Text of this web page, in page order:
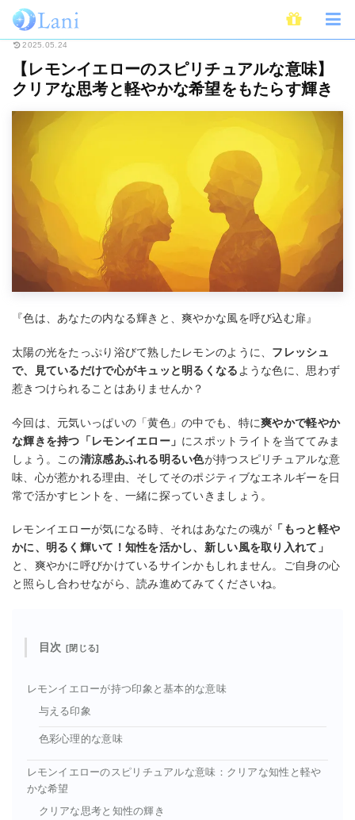
ホーム スピリチュアル 【レモンイエローのスピリチュ
2025.05.24
【レモンイエローのスピリチュアルな意味】
クリアな思考と軽やかな希望をもたらす輝き
『色は、あなたの内なる輝きと、爽やかな風を呼び込む扉』
太陽の光をたっぷり浴びて熟したレモンのように、 フレッシュ
で、見ているだけで心がキュッと明るくなる ような色に、思わず
惹きつけられることはありませんか？
今回は、元気いっぱいの「黄色」の中でも、特に爽やかで軽やか
な輝きを持つ「レモンイエロー」 にスポットライトを当ててみま
しょう。この清涼感あふれる明るい色が持つスピリチュアルな意
味、心が惹かれる理由、そしてそのポジティブなエネルギーを日
常で活かすヒントを、一緒に探っていきましょう。
レモンイエローが気になる時、それはあなたの魂が 「もっと軽や
かに、明るく輝いて！知性を活かし、新しい風を取り入れて」
と、爽やかに呼びかけているサインかもしれません。ご自身の心
と照らし合わせながら、読み進めてみてくださいね。
目次
レモンイエローが持つ印象と基本的な意味
与える印象
色彩心理的な意味
レモンイエローのスピリチュアルな意味：クリアな知性と軽や
かな希望
クリアな思考と知性の輝き